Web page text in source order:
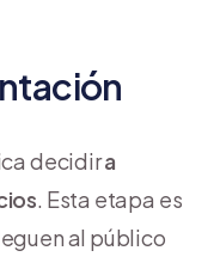
decidira
. Esta etapa es
al público